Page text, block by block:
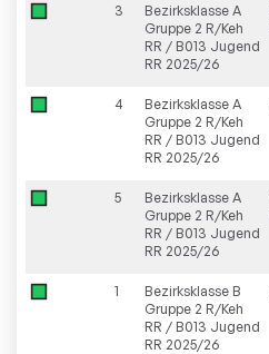
3
Bezirksklasse A
Gruppe 2 R/Keh
RR / B013 Jugend
RR 2025/26
4
Bezirksklasse A
Gruppe 2 R/Keh
RR / B013 Jugend
RR 2025/26
5
Bezirksklasse A
Gruppe 2 R/Keh
RR / B013 Jugend
RR 2025/26
1
Bezirksklasse B
Gruppe 2 R/Keh
RR / B013 Jugend
RR 2025/26